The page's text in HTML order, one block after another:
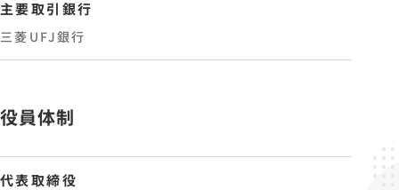
主要取引銀行
三菱UFJ銀行
役員体制
代表取締役